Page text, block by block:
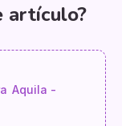
artículo?
Aquila -